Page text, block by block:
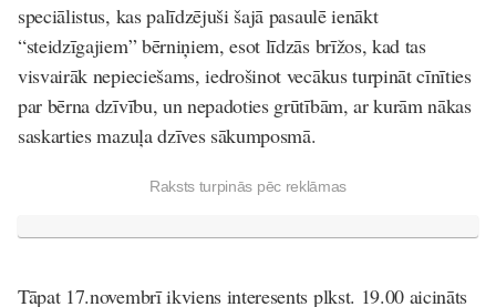
speciālistus, kas palīdzējuši šajā pasaulē ienākt
“steidzīgajiem” bērniņiem, esot līdzās brīžos, kad tas
visvairāk nepieciešams, iedrošinot vecākus turpināt cīnīties
par bērna dzīvību, un nepadoties grūtībām, ar kurām nākas
saskarties mazuļa dzīves sākumposmā.
Raksts turpinās pēc reklāmas
Tāpat 17.novembrī ikviens interesents plkst. 19.00 aicināts